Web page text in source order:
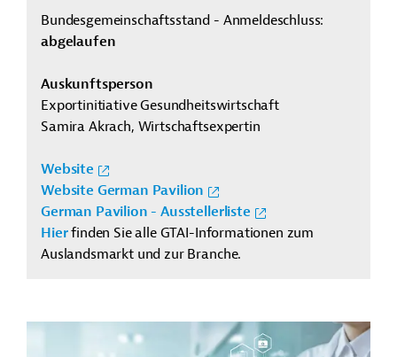
Bundesgemeinschaftsstand - Anmeldeschluss:
abgelaufen
Auskunftsperson
Exportinitiative Gesundheitswirtschaft
Samira Akrach, Wirtschaftsexpertin
Website
Website German Pavilion
German Pavilion - Ausstellerliste
Hierfinden Sie alle GTAI-Informationen zum
Auslandsmarkt und zur Branche.